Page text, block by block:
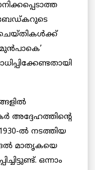
അദ്ദേഹത്തിന്റെ
ല്‍ നടത്തിയ
മാതൃകയെ
ഒന്നാം